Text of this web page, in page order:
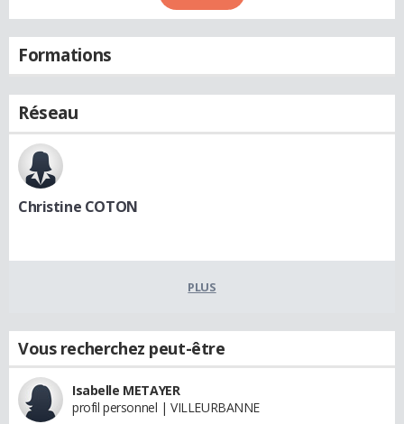
Formations
Réseau
Christine COTON
PLUS
Vous recherchez peut-être
Isabelle METAYER
profil personnel | VILLEURBANNE